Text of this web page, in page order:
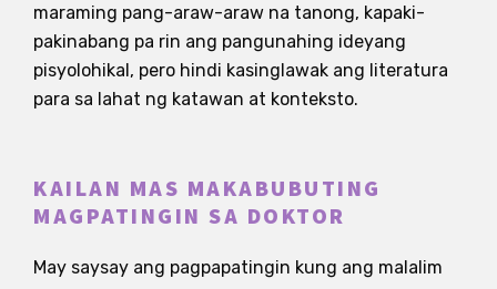
maraming pang-araw-araw na tanong, kapaki-
pakinabang pa rin ang pangunahing ideyang
pisyolohikal, pero hindi kasinglawak ang literatura
para sa lahat ng katawan at konteksto.
KAILAN MAS MAKABUBUTING
MAGPATINGIN SA DOKTOR
May saysay ang pagpapatingin kung ang malalim